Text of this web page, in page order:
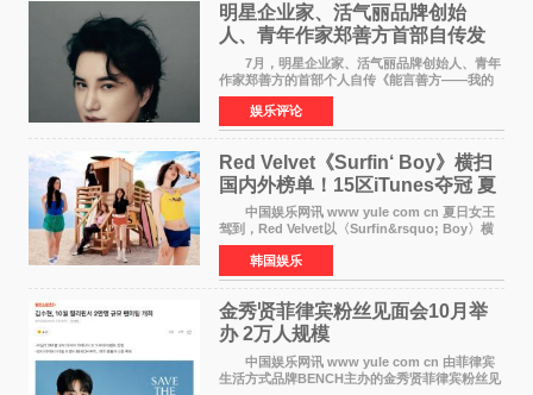
明星企业家、活气丽品牌创始
人、青年作家郑善方首部自传发
布， 书写跨界创业者的成长答卷
7月，明星企业家、活气丽品牌创始人、青年
作家郑善方的首部个人自传《能言善方——我的
跨界人生》正式发行。这本书以他的人生轨迹为
脉络，首次完整公开了从逐梦少年到横跨美业、
公益等多领域的
娱乐评论
Red Velvet《Surfin‘ Boy》横扫
国内外榜单！15区iTunes夺冠 夏
日女王强势回归
中国娱乐网讯 www yule com cn 夏日女王
驾到，Red Velvet以〈Surfin&rsquo; Boy〉横
扫国内外榜单，获得音乐粉丝的热烈反响。
Red Velvet于3日发行了夏日迷你专辑《Velvet
Summer》，
韩国娱乐
金秀贤菲律宾粉丝见面会10月举
办 2万人规模
中国娱乐网讯 www yule com cn 由菲律宾
生活方式品牌BENCH主办的金秀贤菲律宾粉丝见